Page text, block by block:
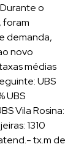
o
foram
demanda,
novo
médias
UBS
UBS
Vila Rosina:
1310
tx.m de